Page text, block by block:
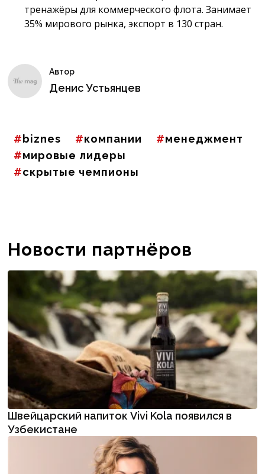
тренажёры для коммерческого флота. Занимает
35% мирового рынка, экспорт в 130 стран.
Автор
Денис Устьянцев
biznes компании
менеджмент
мировые лидеры
скрытые чемпионы
Новости партнёров
Швейцарский напиток Vivi Kola появился в
Узбекистане